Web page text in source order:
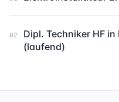
02
Dipl. Techniker HF
(laufend)